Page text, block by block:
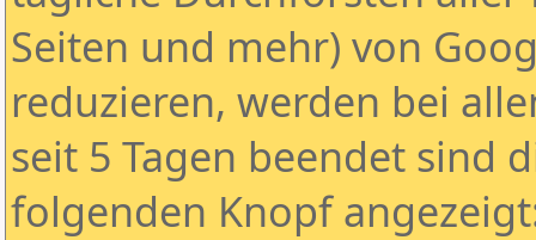
Seiten und mehr) von
reduzieren, werden bei
seit 5 Tagen beendet sind
folgenden Knopf